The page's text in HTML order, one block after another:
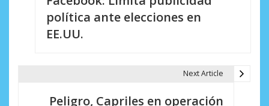
política ante elecciones en
EE.UU.
Next Article
Peligro, Capriles en operación